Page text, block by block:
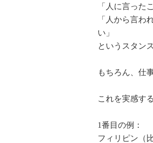
「人に言った
「人から言わ
い」
というスタン
もちろん、仕
これを実感す
1番目の例：
フィリピン（